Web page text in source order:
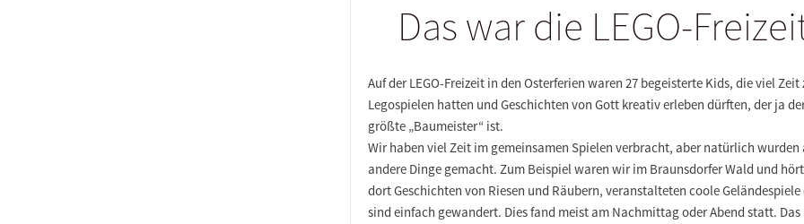
Das war die LEGO-
Auf der LEGO-Freizeit in den Osterferien waren 27 begeisterte Kids, die viel Zeit
Legospielen hatten und Geschichten von Gott kreativ erleben dürften, der ja
größte „Baumeister“ ist.
Wir haben viel Zeit im gemeinsamen Spielen verbracht, aber natürlich wurden
andere Dinge gemacht. Zum Beispiel waren wir im Braunsdorfer Wald und
dort Geschichten von Riesen und Räubern, veranstalteten coole Geländespiele
sind einfach gewandert. Dies fand meist am Nachmittag oder Abend statt. Das